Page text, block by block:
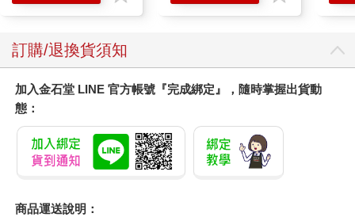
訂購/退換貨須知
加入金石堂 LINE 官方帳號『完成綁定』，隨時掌握出貨動
態：
商品運送說明：